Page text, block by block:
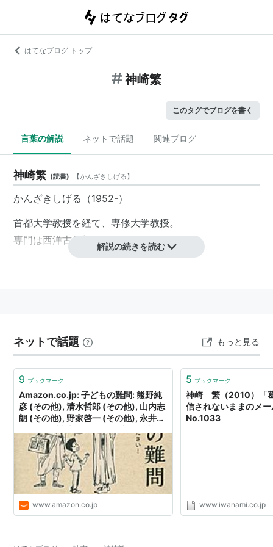
はてなブログ トップ
神崎繁
このタグでブログを書く
言葉の解説 ネットで話題 関連ブログ
神崎繁 (読書) 【かんざきしげる】
かんざきしげる（1952-）
首都大学教授を経て、専修大学教授。
専門は西洋古代哲学。
解説の続きを読む
ネットで話題 もっと見る
9 ブックマーク
Amazon.co.jp: 子どもの難問: 熊野純
彦 (その他), 清水哲郎 (その他), 山内志
朗 (その他), 野家啓一 (その他), 永井均
(その他), 戸田山和久 (その他), 古荘真
敬 (その他), 柏端達也 (その他), 柴田正
良 (その他), 鷲田清一 (その他), 雨宮民
雄 (その他), 鈴木泉 (その他), 渡辺邦夫
(その他), 土屋賢二 (その他), 斎藤慶典
(その他), 大庭健 (その他), 中島義道
(その他), 一ノ瀬正樹 (
www.amazon.co.jp
5 ブックマーク
神崎 繁（2010）「
信されないままのメ
No.1033
www.iwanami.co.jp